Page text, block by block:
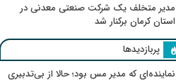
مدیر متخلف یک شرکت صنعتی معدنی در
استان کرمان برکنار شد
پربازدیدها
نماینده‌ای که مدیر مس بود؛ حالا از بی‌تدبیری